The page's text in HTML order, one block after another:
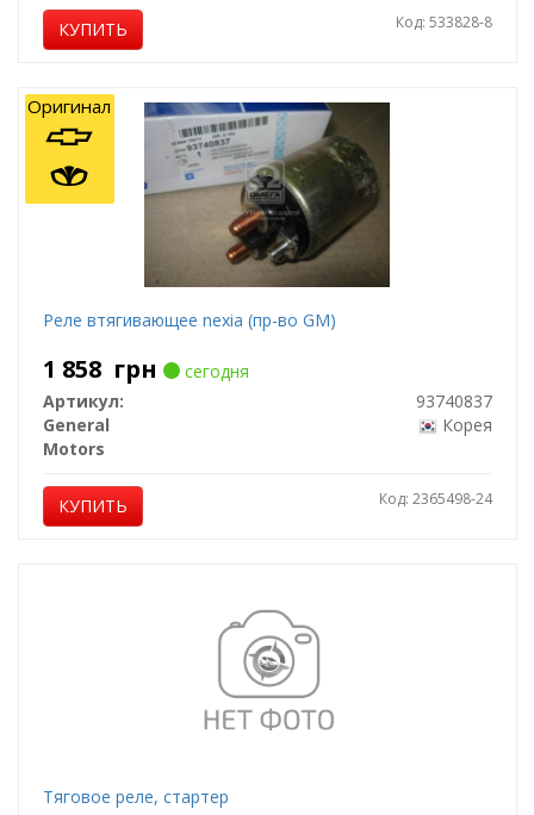
КУПИТЬ Код: 533828-8
Реле втягивающее nexia (пр-во GM)
1 858 грн
сегодня
Артикул:
93740837
General
Motors
Корея
КУПИТЬ Код: 2365498-24
Оригинал
Тяговое реле, стартер